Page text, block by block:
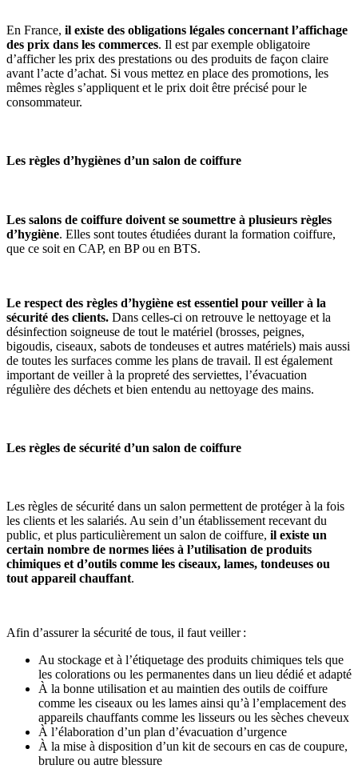
En France, il existe des obligations légales concernant l’affichage
des prix dans les commerces. Il est par exemple obligatoire
d’afficher les prix des prestations ou des produits de façon claire
avant l’acte d’achat. Si vous mettez en place des promotions, les
mêmes règles s’appliquent et le prix doit être précisé pour le
consommateur.
Les règles d’hygiènes d’un salon de coiffure
Les salons de coiffure doivent se soumettre à plusieurs règles
d’hygiène. Elles sont toutes étudiées durant la formation coiffure,
que ce soit en CAP, en BP ou en BTS.
Le respect des règles d’hygiène est essentiel pour veiller à la
sécurité des clients. Dans celles-ci on retrouve le nettoyage et la
désinfection soigneuse de tout le matériel (brosses, peignes,
bigoudis, ciseaux, sabots de tondeuses et autres matériels) mais aussi
de toutes les surfaces comme les plans de travail. Il est également
important de veiller à la propreté des serviettes, l’évacuation
régulière des déchets et bien entendu au nettoyage des mains.
Les règles de sécurité d’un salon de coiffure
Les règles de sécurité dans un salon permettent de protéger à la fois
les clients et les salariés. Au sein d’un établissement recevant du
public, et plus particulièrement un salon de coiffure, il existe un
certain nombre de normes liées à l’utilisation de produits
chimiques et d’outils comme les ciseaux, lames, tondeuses ou
tout appareil chauffant.
Afin d’assurer la sécurité de tous, il faut veiller :
Au stockage et à l’étiquetage des produits chimiques tels que
les colorations ou les permanentes dans un lieu dédié et adapté
À la bonne utilisation et au maintien des outils de coiffure
comme les ciseaux ou les lames ainsi qu’à l’emplacement des
appareils chauffants comme les lisseurs ou les sèches cheveux
À l’élaboration d’un plan d’évacuation d’urgence
À la mise à disposition d’un kit de secours en cas de coupure,
brulure ou autre blessure